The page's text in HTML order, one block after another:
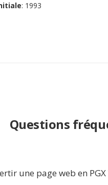
: 1993
Questions
une page web en PGX